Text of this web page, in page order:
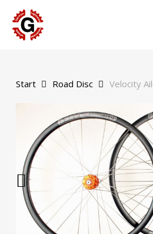
main
content
Start Road Disc Velocity